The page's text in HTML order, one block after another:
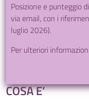
Posizione e punteggio
via email, con i
luglio 2026).
Per ulteriori
COSA E’